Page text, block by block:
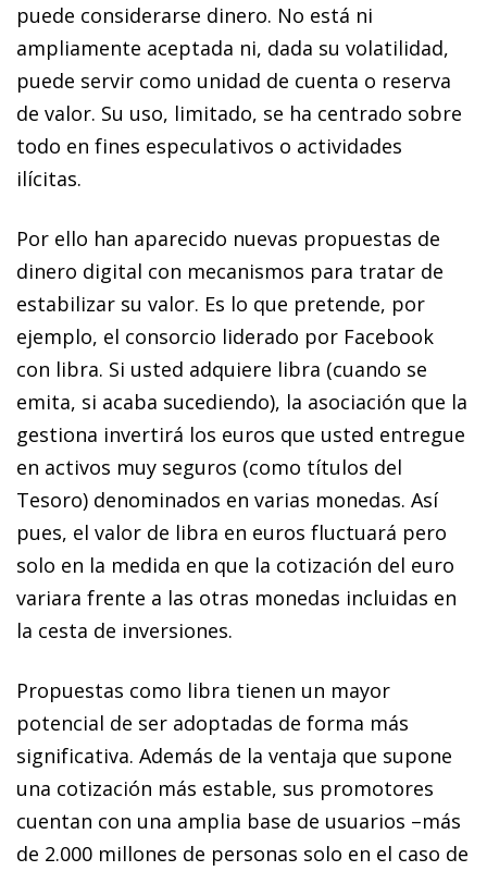
puede considerarse dinero. No está ni
ampliamente aceptada ni, dada su volatilidad,
puede servir como unidad de cuenta o reserva
de valor. Su uso, limitado, se ha centrado sobre
todo en fines especulativos o actividades
ilícitas.
Por ello han aparecido nuevas propuestas de
dinero digital con mecanismos para tratar de
estabilizar su valor. Es lo que pretende, por
ejemplo, el consorcio liderado por Facebook
con libra. Si usted adquiere libra (cuando se
emita, si acaba sucediendo), la asociación que la
gestiona invertirá los euros que usted entregue
en activos muy seguros (como títulos del
Tesoro) denominados en varias monedas. Así
pues, el valor de libra en euros fluctuará pero
solo en la medida en que la cotización del euro
variara frente a las otras monedas incluidas en
la cesta de inversiones.
Propuestas como libra tienen un mayor
potencial de ser adoptadas de forma más
significativa. Además de la ventaja que supone
una cotización más estable, sus promotores
cuentan con una amplia base de usuarios –más
de 2.000 millones de personas solo en el caso de